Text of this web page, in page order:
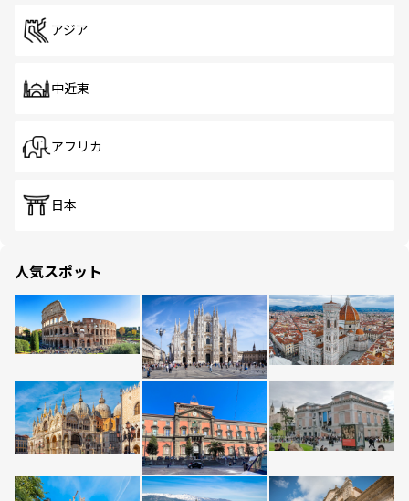
アジア
中近東
アフリカ
日本
人気スポット